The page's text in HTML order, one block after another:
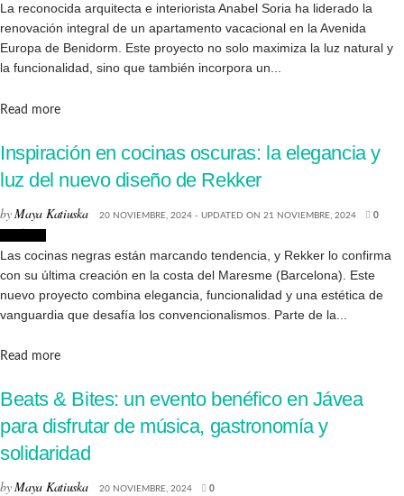
La reconocida arquitecta e interiorista Anabel Soria ha liderado la
renovación integral de un apartamento vacacional en la Avenida
Europa de Benidorm. Este proyecto no solo maximiza la luz natural y
la funcionalidad, sino que también incorpora un...
Read moreDetails
Inspiración en cocinas oscuras: la elegancia y
luz del nuevo diseño de Rekker
byMaya Katiuska 20 NOVIEMBRE, 2024 - UPDATED ON 21 NOVIEMBRE, 2024 0
Las cocinas negras están marcando tendencia, y Rekker lo confirma
con su última creación en la costa del Maresme (Barcelona). Este
nuevo proyecto combina elegancia, funcionalidad y una estética de
vanguardia que desafía los convencionalismos. Parte de la...
Read moreDetails
Beats & Bites: un evento benéfico en Jávea
para disfrutar de música, gastronomía y
solidaridad
byMaya Katiuska 20 NOVIEMBRE, 2024 0